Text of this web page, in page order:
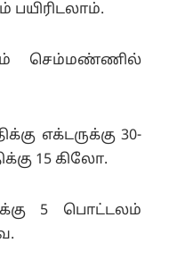
பயிரிடலாம்.
செம்மண்ணில்
எக்டருக்கு 30-
15 கிலோ.
5 பொட்டலம்